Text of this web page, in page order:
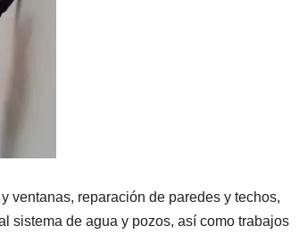
ventanas, reparación de paredes y techos,
sistema de agua y pozos, así como trabajos